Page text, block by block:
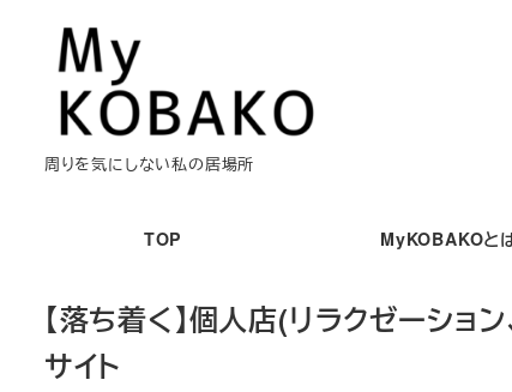
周りを気にしない私の居場所
TOP MyKOBAKOと
【落ち着く】個人店(リラクゼーショ
サイト